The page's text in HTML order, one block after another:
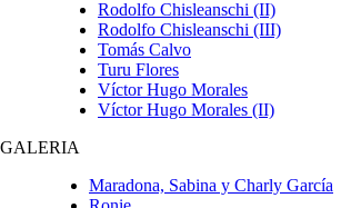
Rodolfo Chisleanschi (II)
Rodolfo Chisleanschi (III)
Tomás Calvo
Turu Flores
Víctor Hugo Morales
Víctor Hugo Morales (II)
GALERIA
Maradona, Sabina y Charly García